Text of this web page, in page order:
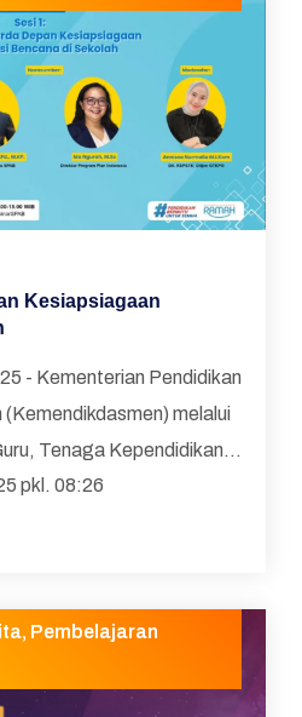
Kesiapsiagaan
- Kementerian Pendidikan
melalui
Tenaga Kependidikan,
GTKPG) bekerja
pkl. 08:26
, Pembelajaran